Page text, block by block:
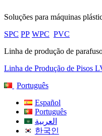
Soluções para máquinas
SPC PP WPC PVC
Linha de produção de
Linha de Produção de Pisos
Português
Español
Português
العربية
한국인